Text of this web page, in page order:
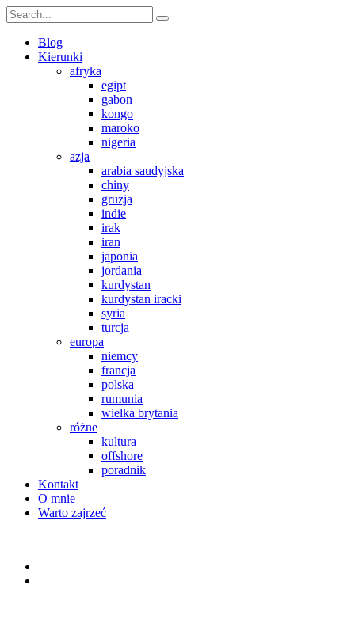
Blog
Kierunki
afryka
egipt
gabon
kongo
maroko
nigeria
azja
arabia saudyjska
chiny
gruzja
indie
irak
iran
japonia
jordania
kurdystan
kurdystan iracki
syria
turcja
europa
niemcy
francja
polska
rumunia
wielka brytania
różne
kultura
offshore
poradnik
Kontakt
O mnie
Warto zajrzeć